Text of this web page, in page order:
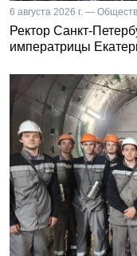
6 августа 2026 г. —
Ректор Санкт-
императрицы